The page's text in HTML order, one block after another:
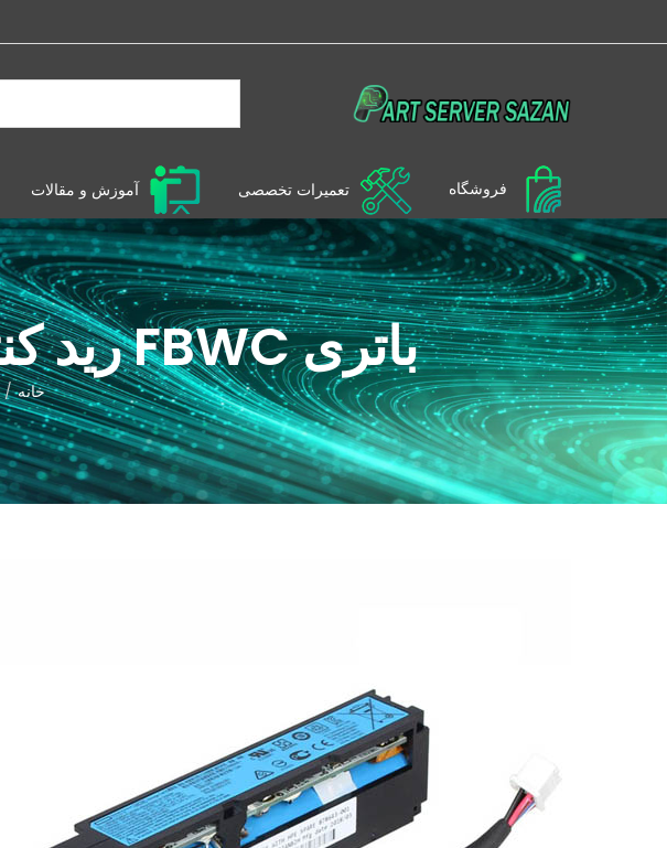
فروشگاه تعمیرات تخصصی آموزش و مقالات
باتری FBWC رید کنترلر سرور G10-G9 اچ پی
خانه